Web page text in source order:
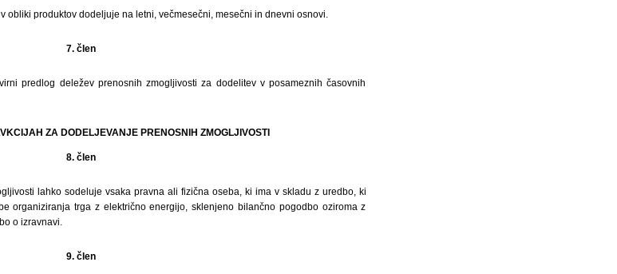
obliki produktov dodeljuje na letni, večmesečni, mesečni in dnevni osnovi.
7. člen
predlog deležev prenosnih zmogljivosti za dodelitev v posameznih časovnih
ZA DODELJEVANJE PRENOSNIH ZMOGLJIVOSTI
8. člen
lahko sodeluje vsaka pravna ali fizična oseba, ki ima v skladu z uredbo, ki
organiziranja trga z električno energijo, sklenjeno bilančno pogodbo oziroma z
o izravnavi.
9. člen